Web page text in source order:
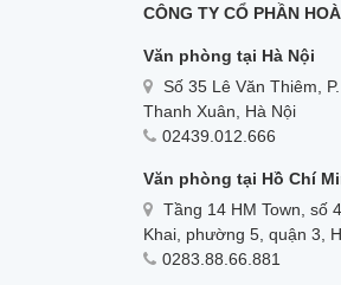
CÔNG TY CỔ PHẦN
Văn phòng tại Hà Nội
Số 35 Lê Văn Thiêm,
Thanh Xuân, Hà Nội
02439.012.666
Văn phòng tại Hồ Chí
Tầng 14 HM Town, số
Khai, phường 5, quận 3,
0283.88.66.881